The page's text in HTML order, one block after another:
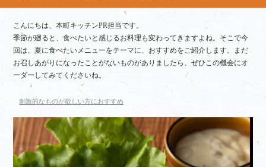
こんにちは、本町キッチンPR担当です。
季節が廻ると、食べたいと感じるお料理も変わってきますよね。そこで今
回は、夏に食べたいメニューをテーマに、おすすめをご紹介します。まだ
お召しあがりになったことがないものがありましたら、ぜひこの機会にオ
ーダーしてみてくださいね。
刺激的なものが欲しい方におすすめ